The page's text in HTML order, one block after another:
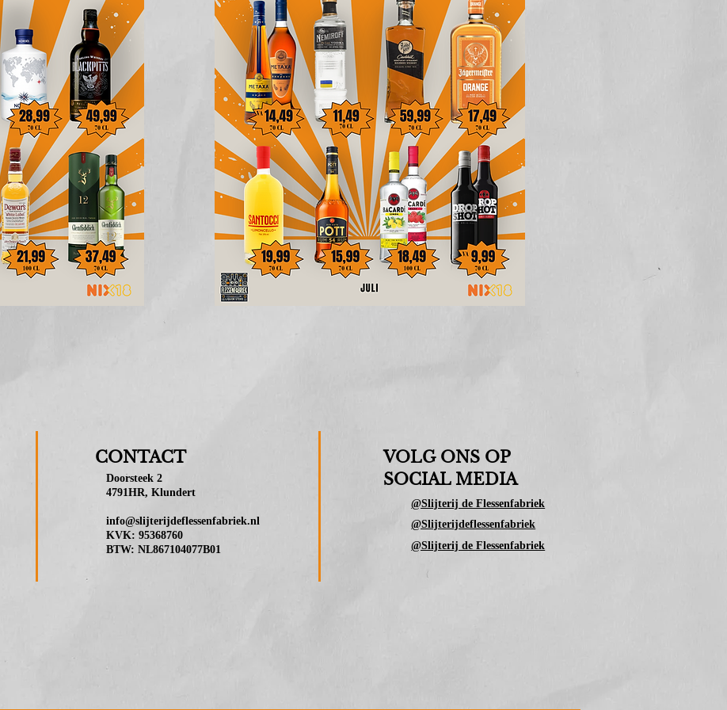
CONTACT
Doorsteek 2
4791HR, Klundert
info@slijterijdeflessenfabriek.nl
KVK: 95368760
BTW: NL867104077B01
VOLG ONS OP
SOCIAL MEDIA
@Slijterij de Flessenfabriek
@Slijterijdeflessenfabriek
@Slijterij de Flessenfabriek
Slijterij de Flessenfabriek anno 2025